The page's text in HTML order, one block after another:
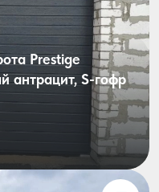
Prestige
антрацит, S-гофр